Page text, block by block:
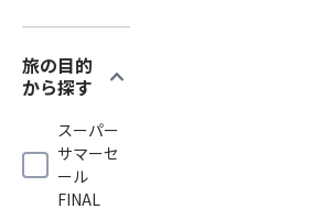
旅の目的
から探す
expand_more
スーパー
サマーセ
ール
FINAL